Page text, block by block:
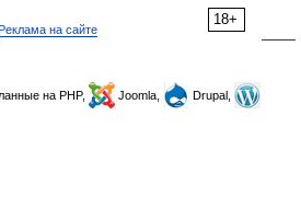
18+
Реклама на сайте
на PHP, Joomla,
Drupal,